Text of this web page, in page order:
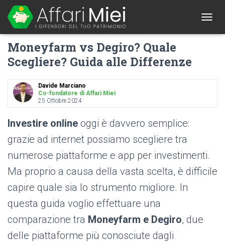
O
N
O
N
Moneyfarm vs Degiro? Quale
Scegliere? Guida alle Differenze
Davide Marciano
Co-fondatore di Affari Miei
25 Ottobre 2024
Investire online oggi è davvero semplice:
grazie ad internet possiamo scegliere tra
numerose piattaforme e app per investimenti.
Ma proprio a causa della vasta scelta, è difficile
capire quale sia lo strumento migliore. In
questa guida voglio effettuare una
comparazione tra Moneyfarm e Degiro, due
delle piattaforme più conosciute dagli